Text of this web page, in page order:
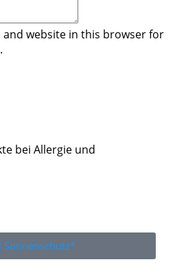
and website in this browser for
bei Allergie und
Sonnenschutz*